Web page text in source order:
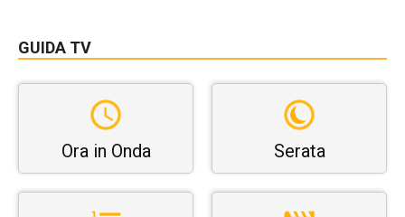
GUIDA TV
Ora in Onda Serata